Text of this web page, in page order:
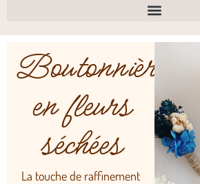
Boutonnières
en fleurs
séchées
La touche de raffinement